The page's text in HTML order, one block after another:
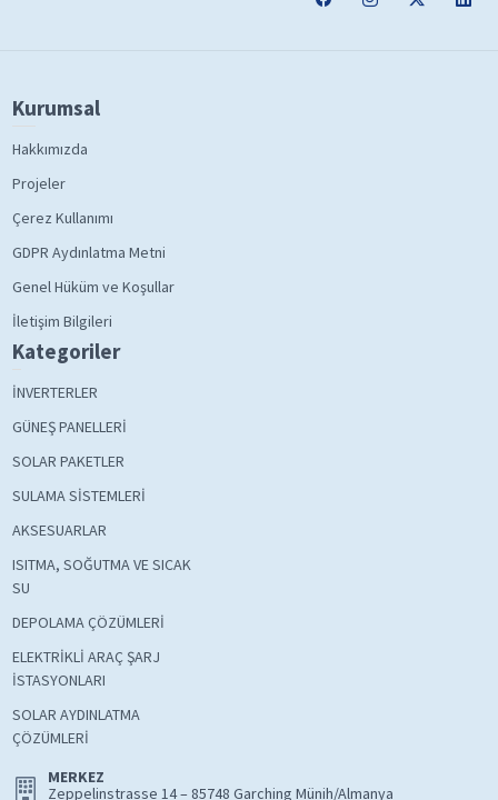
Kurumsal
Hakkımızda
Projeler
Çerez Kullanımı
GDPR Aydınlatma Metni
Genel Hüküm ve Koşullar
İletişim Bilgileri
Kategoriler
İNVERTERLER
GÜNEŞ PANELLERİ
SOLAR PAKETLER
SULAMA SİSTEMLERİ
AKSESUARLAR
ISITMA, SOĞUTMA VE SICAK
SU
DEPOLAMA ÇÖZÜMLERİ
ELEKTRİKLİ ARAÇ ŞARJ
İSTASYONLARI
SOLAR AYDINLATMA
ÇÖZÜMLERİ
MERKEZ
Zeppelinstrasse 14 – 85748 Garching Münih/Almanya